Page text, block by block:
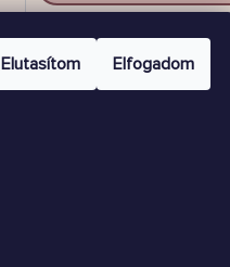
Elutasítom Elfogadom
CSATLAKOZZ
BE!